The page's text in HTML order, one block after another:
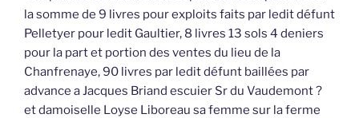
la somme de 9 livres pour exploits faits par ledit défunt
Pelletyer pour ledit Gaultier, 8 livres 13 sols 4 deniers
pour la part et portion des ventes du lieu de la
Chanfrenaye, 90 livres par ledit défunt baillées par
advance a Jacques Briand escuier Sr du Vaudemont ?
et damoiselle Loyse Liboreau sa femme sur la ferme